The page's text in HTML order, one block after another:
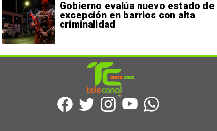
Gobierno evalúa nuevo estado de
excepción en barrios con alta
criminalidad